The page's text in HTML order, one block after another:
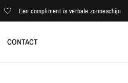
Een compliment is verbale zonneschijn
CONTACT